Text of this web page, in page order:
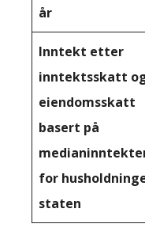
år
Inntekt etter
inntektsskatt
eiendomsskatt
basert på
for
staten